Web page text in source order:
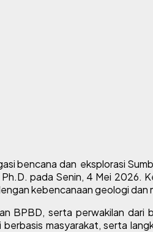
bencana dan eksplorasi
pada Senin, 4 Mei 2026.
kebencanaan geologi dan
BPBD, serta perwakilan
masyarakat, serta